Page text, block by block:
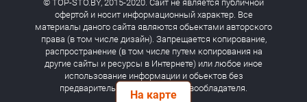
На карте
© TOP-STO.BY, 2015-2020. Сайт не является публичной
офертой и носит информационный характер. Все
материалы даного сайта являются обьектами авторского
права (в том числе дизайн). Запрещается копирование,
распространение (в том числе путем копирования на
другие сайты и ресурсы в Интернете) или любое иное
использование информации и обьектов без
предварительного согласия правообладателя.